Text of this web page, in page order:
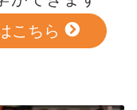
こちら